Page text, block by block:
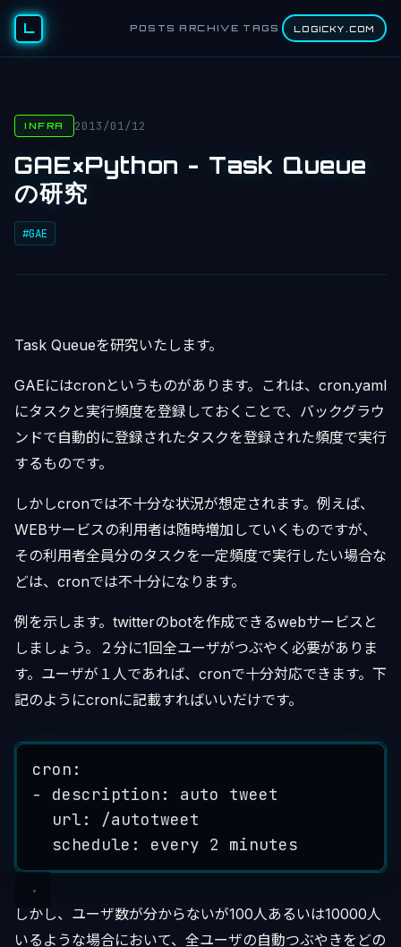
L POSTS ARCHIVE TAGS LOGICKY.COM
INFRA 2013/01/12
GAE×Python - Task Queue
の研究
#GAE
Task Queueを研究いたします。
GAEにはcronというものがあります。これは、cron.yaml
にタスクと実行頻度を登録しておくことで、バックグラウ
ンドで自動的に登録されたタスクを登録された頻度で実行
するものです。
しかしcronでは不十分な状況が想定されます。例えば、
WEBサービスの利用者は随時増加していくものですが、
その利用者全員分のタスクを一定頻度で実行したい場合な
どは、cronでは不十分になります。
例を示します。twitterのbotを作成できるwebサービスと
しましょう。２分に1回全ユーザがつぶやく必要がありま
す。ユーザが１人であれば、cronで十分対応できます。下
記のようにcronに記載すればいいだけです。
cron:
-
description: auto
tweet
url: /autotweet
schedule: every 2 minutes
しかし、ユーザ数が分からないが100人あるいは10000人
いるような場合において、全ユーザの自動つぶやきをどの